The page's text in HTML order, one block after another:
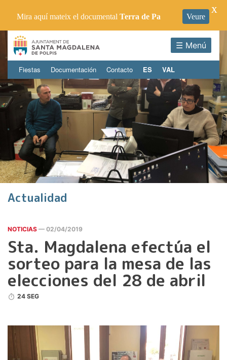
☰ Menú
Fiestas Documentación Contacto ES VAL
Actualidad
NOTICIAS — 02/04/2019
Sta. Magdalena efectúa el
sorteo para la mesa de las
elecciones del 28 de abril
24 SEG
Mira aquí mateix el documental Terra de Pa Veure
X